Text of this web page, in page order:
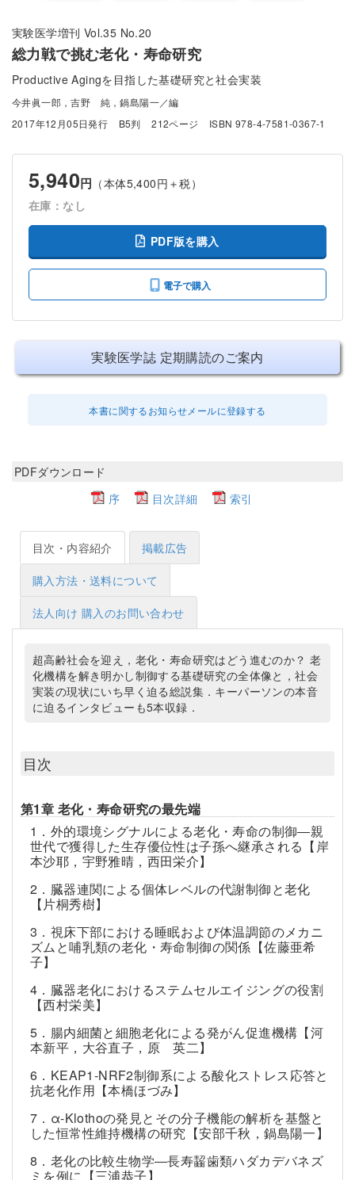
実験医学増刊 Vol.35 No.20
総力戦で挑む老化・寿命研究
Productive Agingを目指した基礎研究と社会実装
今井眞一郎，吉野 純，鍋島陽一／編
2017年12月05日発行
B5判 212ページ ISBN 978-4-7581-0367-1
5,940円 （本体5,400円＋税）
在庫：なし
PDF版を購入
電子で購入
実験医学誌 定期購読のご案内
本書に関するお知らせメールに登録する
PDFダウンロード
序
目次詳細 索引
目次・内容紹介 掲載広告
購入方法・送料について
法人向け 購入のお問い合わせ
超高齢社会を迎え，老化・寿命研究はどう進むのか？ 老
化機構を解き明かし制御する基礎研究の全体像と，社会
実装の現状にいち早く迫る総説集．キーパーソンの本音
に迫るインタビューも5本収録．
目次
第1章 老化・寿命研究の最先端
1．外的環境シグナルによる老化・寿命の制御―親
世代で獲得した生存優位性は子孫へ継承される【岸
本沙耶，宇野雅晴，西田栄介】
2．臓器連関による個体レベルの代謝制御と老化
【片桐秀樹】
3．視床下部における睡眠および体温調節のメカニ
ズムと哺乳類の老化・寿命制御の関係【佐藤亜希
子】
4．臓器老化におけるステムセルエイジングの役割
【西村栄美】
5．腸内細菌と細胞老化による発がん促進機構【河
本新平，大谷直子，原 英二】
6．KEAP1-NRF2制御系による酸化ストレス応答と
抗老化作用【本橋ほづみ】
7．α-Klothoの発見とその分子機能の解析を基盤と
した恒常性維持機構の研究【安部千秋，鍋島陽一】
8．老化の比較生物学―長寿齧歯類ハダカデバネズ
ミを例に【三浦恭子】